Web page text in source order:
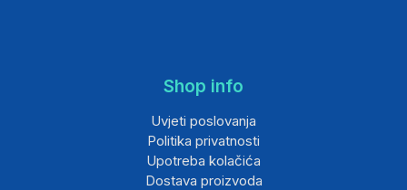
Shop info
Uvjeti poslovanja
Politika privatnosti
Upotreba kolačića
Dostava proizvoda